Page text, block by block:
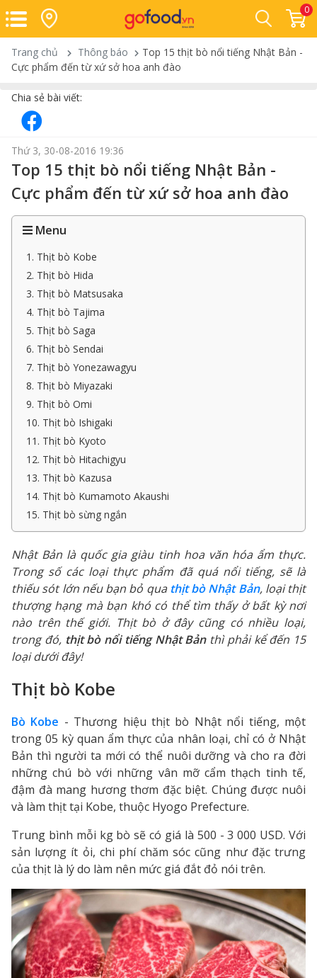
0
Trang chủ Thông báo
Top 15 thịt bò nổi tiếng Nhật Bản -
Cực phẩm đến từ xứ sở hoa anh đào
Chia sẻ bài viết:
Thứ 3, 30-08-2016 19:36
Top 15 thịt bò nổi tiếng Nhật Bản -
Cực phẩm đến từ xứ sở hoa anh đào
Menu
1. Thịt bò Kobe
2. Thịt bò Hida
3. Thịt bò Matsusaka
4. Thịt bò Tajima
5. Thịt bò Saga
6. Thịt bò Sendai
7. Thịt bò Yonezawagyu
8. Thịt bò Miyazaki
9. Thịt bò Omi
10. Thịt bò Ishigaki
11. Thịt bò Kyoto
12. Thịt bò Hitachigyu
13. Thịt bò Kazusa
14. Thịt bò Kumamoto Akaushi
15. Thịt bò sừng ngắn
Nhật Bản là quốc gia giàu tinh hoa văn hóa ẩm thực.
Trong số các loại thực phẩm đã quá nổi tiếng, sẽ là
thiếu sót lớn nếu bạn bỏ qua thịt bò Nhật Bản, loại thịt
thượng hạng mà bạn khó có thể tìm thấy ở bất kỳ nơi
nào trên thế giới. Thịt bò ở đây cũng có nhiều loại,
trong đó, thịt bò nổi tiếng Nhật Bảnthì phải kể đến 15
loại dưới đây!
Thịt bò Kobe
Bò Kobe - Thương hiệu thịt bò Nhật nổi tiếng, một
trong 05 kỳ quan ẩm thực của nhân loại, chỉ có ở Nhật
Bản thì người ta mới có thể nuôi dưỡng và cho ra đời
những chú bò với những vân mỡ cẩm thạch tinh tế,
đậm đà mang hương thơm đặc biệt. Chúng được nuôi
và làm thịt tại Kobe, thuộc Hyogo Prefecture.
Trung bình mỗi kg bò sẽ có giá là 500 - 3 000 USD. Với
sản lượng ít ỏi, chi phí chăm sóc cũng như đặc trưng
của thịt là lý do làm nên mức giá đắt đỏ nói trên.